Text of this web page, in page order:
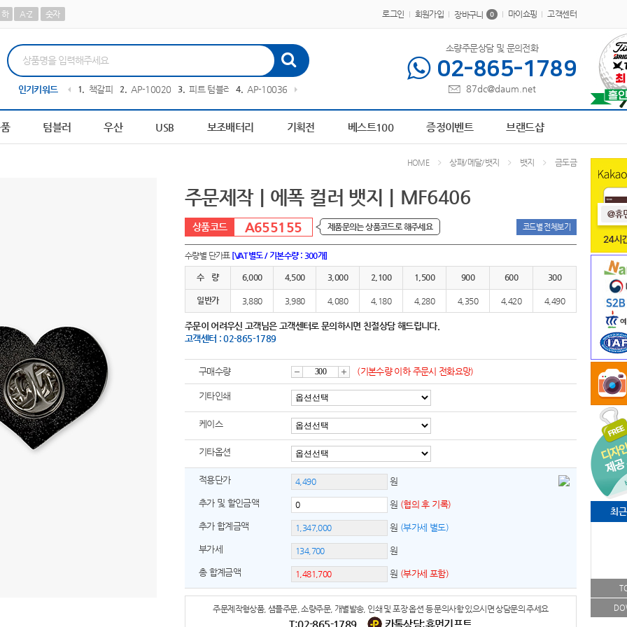
하 A-Z 숫자 로그인 회원가입 장바구니 0 마이쇼핑 고객센터
인기키워드
10 AP-100242 1 책갈피 2 AP-100209 3 피트 텀블러 4 AP-100364 5 파스텔 칫솔 8 담요 9 AP-100413 AP-1002421
소량주문상담 및 문의전화
02-865-1789
87dc@daum.net
텀블러 우산 USB 보조배터리 기획전 베스트100 증정이벤트 브랜드샵
최
HOME 상패/메달/뱃지 뱃지 금도금
주문제작｜에폭 컬러 뱃지｜MF6406
A655155 제품문의는 상품코드로 해주세요 코드별 전체보기
수량별 단가표 [VAT별도 / 기본수량 : 300개]
수 량 6,000 4,500 3,000 2,100 1,500 900 600 300
일반가 3,880 3,980 4,080 4,180 4,280 4,350 4,420 4,490
주문이 어려우신 고객님은 고객센터로 문의하시면 친절상담 해드립니다.
고객센터 : 02-865-1789
구매수량
감
소
증
가
(기본수량 이하 주문시 전화요망)
기타인쇄
케이스
기타옵션
적용단가 원
추가 및 할인금액 원 (협의 후 기록)
추가 합계금액 원 (부가세 별도)
부가세 원
총 합계금액 원 (부가세 포함)
주문제작형상품, 샘플주문, 소량주문, 개별발송, 인쇄 및 포장 옵션 등 문의사항 있으시면 상담문의 주세요
T:02-865-1789 카톡상담:휴먼기프트